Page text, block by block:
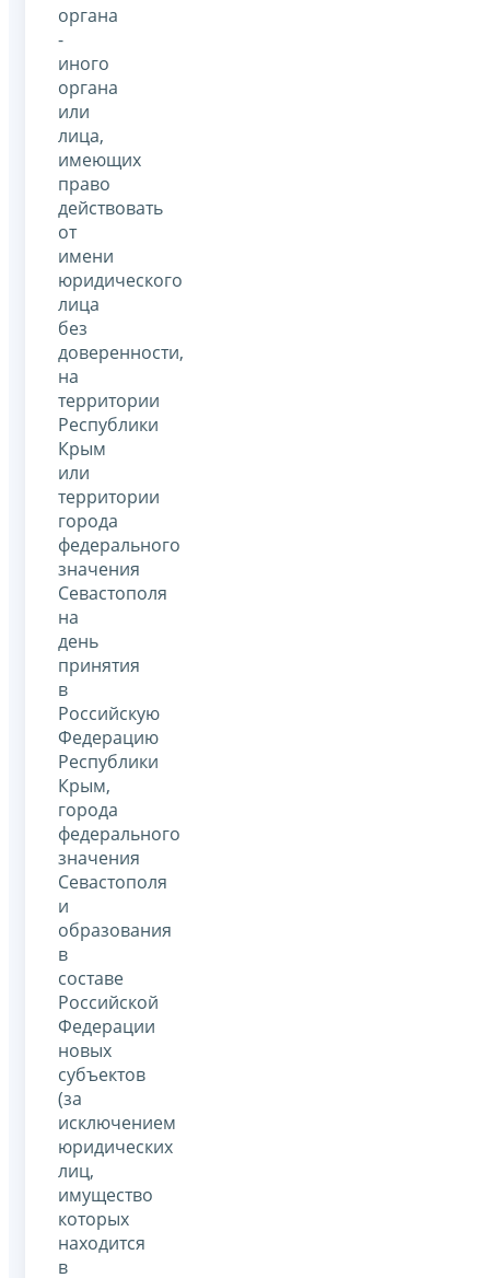
органа
-
иного
органа
или
лица,
имеющих
право
действовать
от
имени
юридического
лица
без
доверенности,
на
территории
Республики
Крым
или
территории
города
федерального
значения
Севастополя
на
день
принятия
в
Российскую
Федерацию
Республики
Крым,
города
федерального
значения
Севастополя
и
образования
в
составе
Российской
Федерации
новых
субъектов
(за
исключением
юридических
лиц,
имущество
которых
находится
в